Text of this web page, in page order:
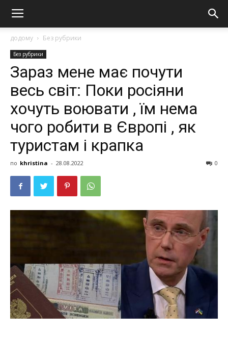
додому Без рубрики
Без рубрики
Зараз мене має почути
весь світ: Поки росіяни
хочуть воювати , ïм нема
чого робити в Європі , як
туристам і крапка
по khristina - 28.08.2022 0